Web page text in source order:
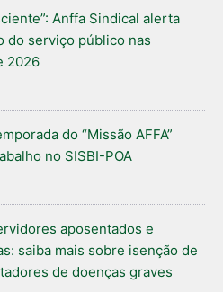
Anffa Sindical alerta
do serviço público nas
2026
do “Missão AFFA”
no SISBI-POA
aposentados e
saiba mais sobre isenção de
de doenças graves